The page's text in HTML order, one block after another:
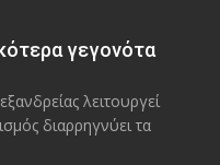
γεγονότα
λειτουργεί
διαρρηγνύει τα